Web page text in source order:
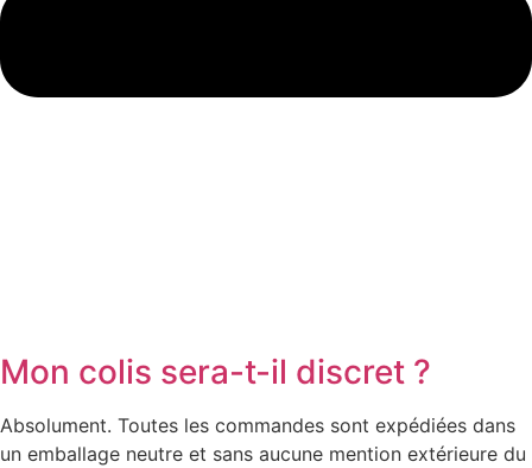
Mon colis sera-t-il discret ?
Absolument. Toutes les commandes sont expédiées dans
un emballage neutre et sans aucune mention extérieure du